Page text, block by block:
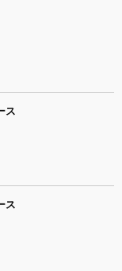
ス
ス